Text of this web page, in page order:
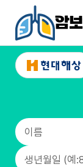
암